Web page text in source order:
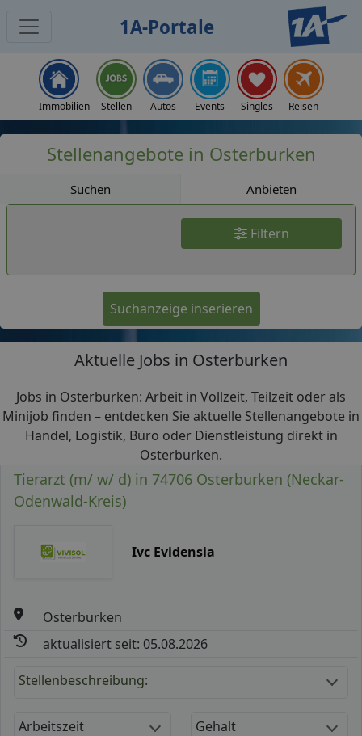
1A-Portale
Immobilien Stellen Autos Events Singles Reisen
Stellenangebote in Osterburken
Suchen Anbieten
Filtern
Suchanzeige inserieren
Aktuelle Jobs in Osterburken
Jobs in Osterburken: Arbeit in Vollzeit, Teilzeit oder als
Minijob finden – entdecken Sie aktuelle Stellenangebote in
Handel, Logistik, Büro oder Dienstleistung direkt in
Osterburken.
Tierarzt (m/ w/ d) in 74706 Osterburken (Neckar-
Odenwald-Kreis)
Ivc Evidensia
Osterburken
aktualisiert seit: 05.08.2026
Stellenbeschreibung:
Arbeitszeit Gehalt